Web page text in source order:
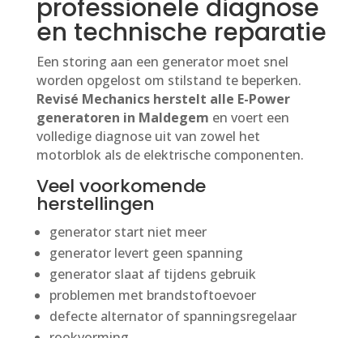
professionele diagnose
en technische reparatie
Een storing aan een generator moet snel
worden opgelost om stilstand te beperken.
Revisé Mechanics herstelt alle E-Power
generatoren in Maldegem en voert een
volledige diagnose uit van zowel het
motorblok als de elektrische componenten.
Veel voorkomende
herstellingen
generator start niet meer
generator levert geen spanning
generator slaat af tijdens gebruik
problemen met brandstoftoevoer
defecte alternator of spanningsregelaar